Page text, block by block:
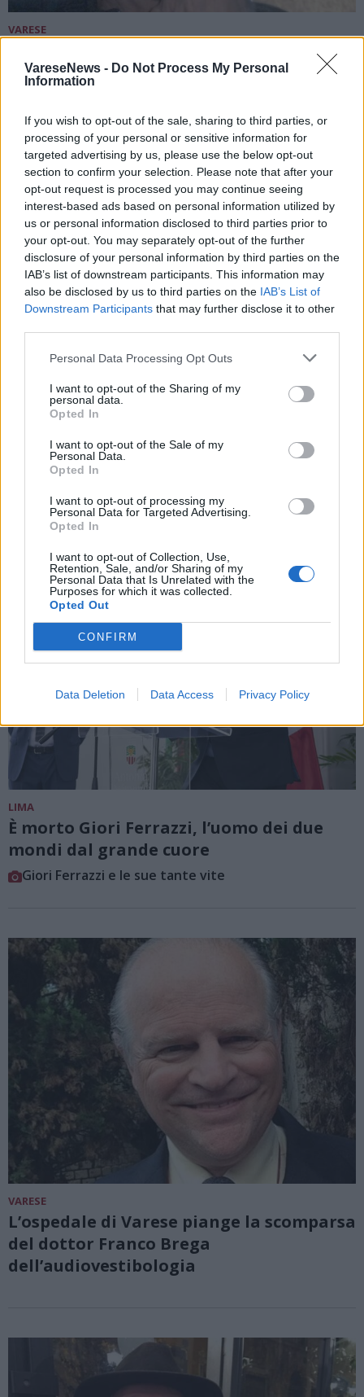
VareseNews - Do Not Process My Personal
Information
If you wish to opt-out of the sale, sharing to third parties, or
processing of your personal or sensitive information for
targeted advertising by us, please use the below opt-out
section to confirm your selection. Please note that after your
opt-out request is processed you may continue seeing
interest-based ads based on personal information utilized by
us or personal information disclosed to third parties prior to
your opt-out. You may separately opt-out of the further
disclosure of your personal information by third parties on the
IAB’s list of downstream participants. This information may
also be disclosed by us to third parties on the IAB’s List of
Downstream Participants that may further disclose it to other
Personal Data Processing Opt Outs
I want to opt-out of the Sharing of my
personal data.
Opted In
I want to opt-out of the Sale of my
Personal Data.
Opted In
I want to opt-out of processing my
Personal Data for Targeted Advertising.
Opted In
I want to opt-out of Collection, Use,
Retention, Sale, and/or Sharing of my
Personal Data that Is Unrelated with the
Purposes for which it was collected.
Opted Out
CONFIRM
Data Deletion Data Access Privacy Policy
VARESE
La comunità di Varese piange don Giulio
Ambrosini
POMBIA
dell’Associazione Culturale Stella Alpina
di Pombia
LIMA
È morto Giori Ferrazzi, l’uomo dei due
mondi dal grande cuore
Giori Ferrazzi e le sue tante vite
VARESE
L’ospedale di Varese piange la scomparsa
del dottor Franco Brega
dell’audiovestibologia